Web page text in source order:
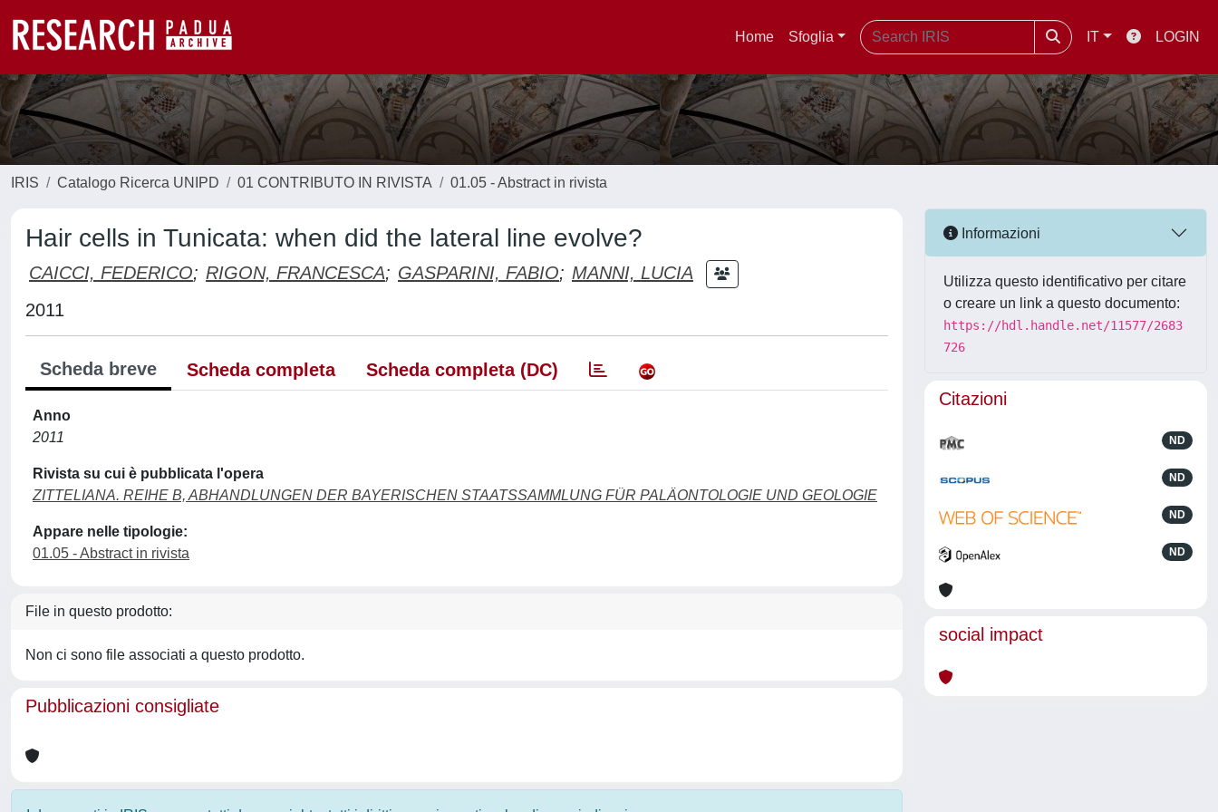
Home Sfoglia IT LOGIN
IRIS Catalogo Ricerca UNIPD 01 CONTRIBUTO IN RIVISTA 01.05 - Abstract in rivista
Hair cells in Tunicata: when did the lateral line evolve?
CAICCI, FEDERICO; RIGON, FRANCESCA; GASPARINI, FABIO; MANNI, LUCIA
2011
Scheda breve Scheda completa Scheda completa (DC)
Anno
2011
Rivista su cui è pubblicata l'opera
ZITTELIANA. REIHE B, ABHANDLUNGEN DER BAYERISCHEN STAATSSAMMLUNG FÜR PALÄONTOLOGIE UND GEOLOGIE
Appare nelle tipologie:
01.05 - Abstract in rivista
File in questo prodotto:
Non ci sono file associati a questo prodotto.
Pubblicazioni consigliate
Informazioni
Utilizza questo identificativo per citare
o creare un link a questo documento:
https://hdl.handle.net/11577/2683
726
Citazioni
ND
ND
ND
ND
social impact